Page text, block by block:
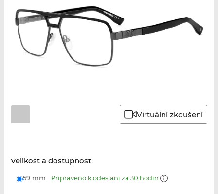
Virtuální zkoušení
Velikost a dostupnost
59 mm Připraveno k odeslání za 30 hodin